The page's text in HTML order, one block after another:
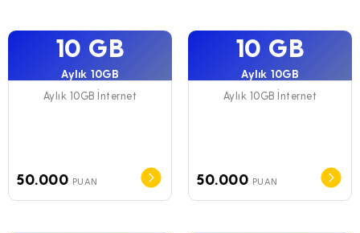
10 GB
Aylık 10GB
Aylık 10GB İnternet
50.000 PUAN
10 GB
Aylık 10GB
Aylık 10GB İnternet
50.000 PUAN